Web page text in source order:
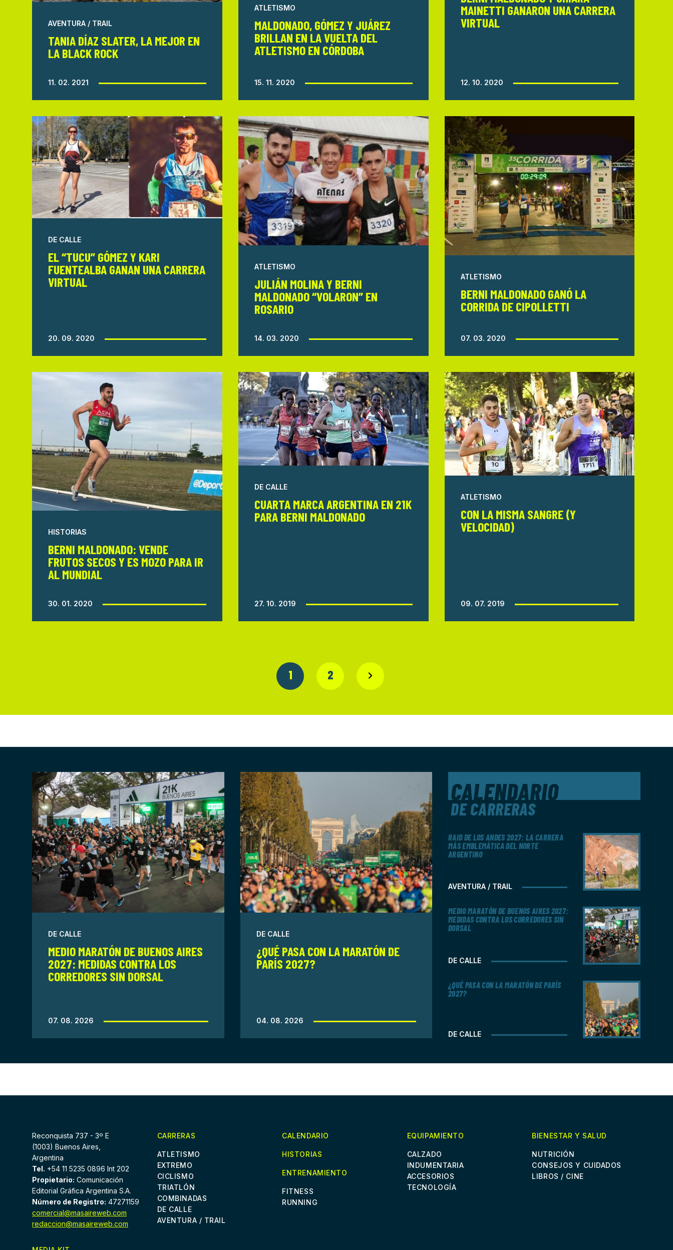
AVENTURA / TRAIL
TANIA DÍAZ SLATER, LA MEJOR EN
LA BLACK ROCK
11. 02. 2021
ATLETISMO
MALDONADO, GÓMEZ Y JUÁREZ
BRILLAN EN LA VUELTA DEL
ATLETISMO EN CÓRDOBA
15. 11. 2020
MAINETTI GANARON UNA CARRERA
VIRTUAL
12. 10. 2020
DE CALLE
EL “TUCU” GÓMEZ Y KARI
FUENTEALBA GANAN UNA CARRERA
VIRTUAL
20. 09. 2020
ATLETISMO
JULIÁN MOLINA Y BERNI
MALDONADO “VOLARON” EN
ROSARIO
14. 03. 2020
ATLETISMO
BERNI MALDONADO GANÓ LA
CORRIDA DE CIPOLLETTI
07. 03. 2020
HISTORIAS
BERNI MALDONADO: VENDE
FRUTOS SECOS Y ES MOZO PARA IR
AL MUNDIAL
30. 01. 2020
DE CALLE
CUARTA MARCA ARGENTINA EN 21K
PARA BERNI MALDONADO
27. 10. 2019
ATLETISMO
CON LA MISMA SANGRE (Y
VELOCIDAD)
09. 07. 2019
1 2
DE CALLE
MEDIO MARATÓN DE BUENOS AIRES
2027: MEDIDAS CONTRA LOS
CORREDORES SIN DORSAL
07. 08. 2026
DE CALLE
¿QUÉ PASA CON LA MARATÓN DE
PARÍS 2027?
04. 08. 2026
CALENDARIO
DE CARRERAS
AVENTURA / TRAIL
RAID DE LOS ANDES 2027: LA CARRERA
MÁS EMBLEMÁTICA DEL NORTE
ARGENTINO
DE CALLE
MEDIO MARATÓN DE BUENOS AIRES 2027:
MEDIDAS CONTRA LOS CORREDORES SIN
DORSAL
DE CALLE
¿QUÉ PASA CON LA MARATÓN DE PARÍS
2027?
Reconquista 737 - 3º E
(1003) Buenos Aires,
Argentina
Tel. +54 11 5235 0896 Int 202
Propietario: Comunicación
Editorial Gráfica Argentina S.A.
Número de Registro: 47271159
comercial@masaireweb.com
redaccion@masaireweb.com
CARRERAS
ATLETISMO
EXTREMO
CICLISMO
TRIATLÓN
COMBINADAS
DE CALLE
AVENTURA / TRAIL
CALENDARIO
HISTORIAS
ENTRENAMIENTO
FITNESS
RUNNING
EQUIPAMIENTO
CALZADO
INDUMENTARIA
ACCESORIOS
TECNOLOGÍA
BIENESTAR Y SALUD
NUTRICIÓN
CONSEJOS Y CUIDADOS
LIBROS / CINE